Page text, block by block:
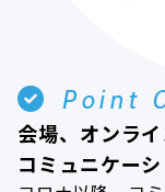
Point
会場、オンラ
コミュニケー